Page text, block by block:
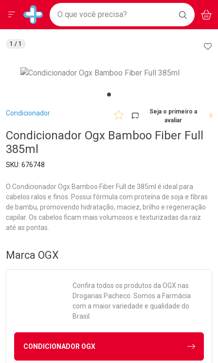
Drogarias Pacheco
Baixe nosso APP e aproveite Ofertas Exclusivas!
BAIXE
O APP
Ir direto para a home
pela página
Ir direto para o conteúdo
Ir direto para a busca
Ir direto para a conta
Ir direto para a notificações
Ir direto para o carrinho
Faça a sua busca
O que você precisa? BUSCAR
Menu
Breadcrumb
Condicionador
Seja o primeiro a
avaliar
0
Condicionador Ogx Bamboo Fiber Full
385ml
676748
O Condicionador Ogx Bamboo Fiber Full de 385ml é ideal para
cabelos ralos e finos. Possui fórmula com proteína de soja e fibras
de bambu, promovendo hidratação, maciez, brilho e regeneração
capilar. Os cabelos ficam mais volumosos e texturizadas da raiz
até as pontas.
1 / 1
Marca OGX
Confira todos os produtos da OGX nas
Drogarias Pacheco. Somos a Farmácia
com a maior variedade e qualidade do
Brasil.
CONDICIONADOR OGX